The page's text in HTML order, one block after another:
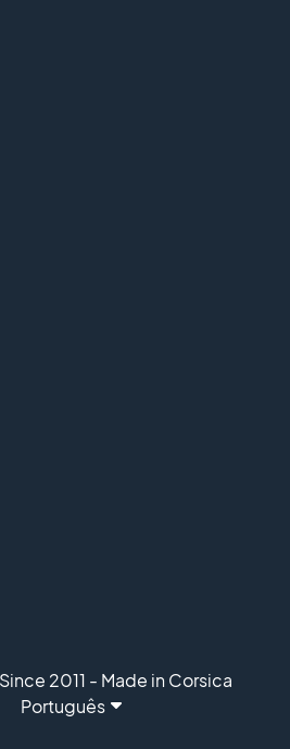
2011 - Made in Corsica
Português